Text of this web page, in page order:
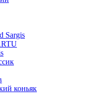
Sargis
коньяк